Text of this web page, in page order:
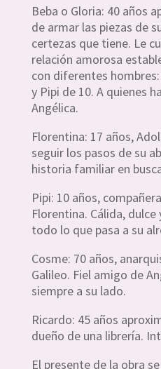
Beba o Gloria: 40 años
de armar las piezas de
certezas que tiene. Le
relación amorosa
con diferentes
y Pipi de 10. A quienes
Angélica.
Florentina: 17 años,
seguir los pasos de su
historia familiar en
Pipi: 10 años,
Florentina. Cálida,
todo lo que pasa a su
Cosme: 70 años,
Galileo. Fiel amigo de
siempre a su lado.
Ricardo: 45 años
dueño de una librería.
El presente de la obra